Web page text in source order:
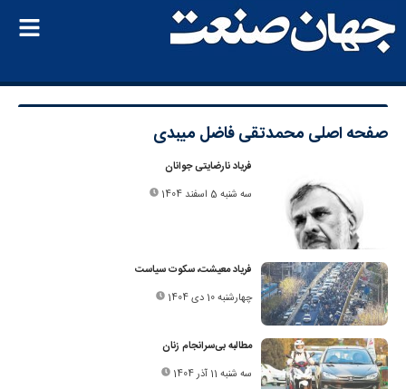
صفحه اصلی محمدتقی فاضل میبدی
فریاد نارضایتی جوانان
سه شنبه 5 اسفند 1404
فریاد معیشت، سکوت سیاست
چهارشنبه 10 دی 1404
مطالبه بی‌سرانجام زنان
سه شنبه 11 آذر 1404